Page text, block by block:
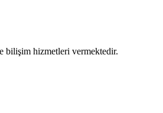
bilişim hizmetleri vermektedir.